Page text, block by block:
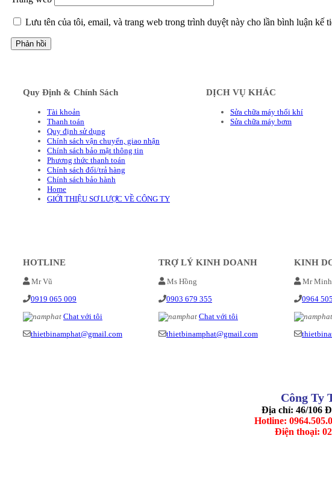
Lưu tên của tôi, email, và trang web trong trình duyệt này cho lần bình luận kế
Quy Định & Chính Sách
Tài khoản
Thanh toán
Quy định sử dụng
Chính sách vận chuyển, giao nhận
Chính sách bảo mật thông tin
Phương thức thanh toán
Chính sách đổi/trả hàng
Chính sách bảo hành
Home
GIỚI THIỆU SƠ LƯỢC VỀ CÔNG TY
DỊCH VỤ KHÁC
Sửa chữa máy thổi khí
Sửa chữa máy bơm
HOTLINE
Mr Vũ
0919 065 009
Chat với tôi
thietbinamphat@gmail.com
TRỢ LÝ KINH DOANH
Ms Hồng
0903 679 355
Chat với tôi
thietbinamphat@gmail.com
KINH
Mr Minh
0964
Công Ty
Địa chỉ: 46/106
Hotline:
Điện thoại: